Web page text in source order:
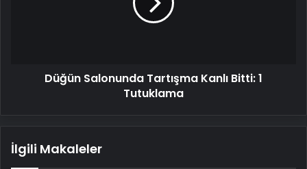
Düğün Salonunda Tartışma Kanlı Bitti: 1
Tutuklama
İlgili Makaleler